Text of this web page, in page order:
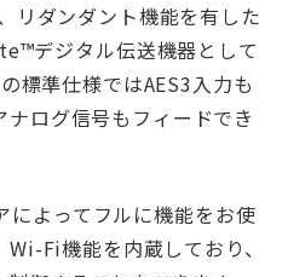
リダンダント機能を有した
デジタル伝送機器として
標準仕様ではAES3入力も
ログ信号もフィードでき
よってフルに機能をお使
Fi機能を内蔵しており、